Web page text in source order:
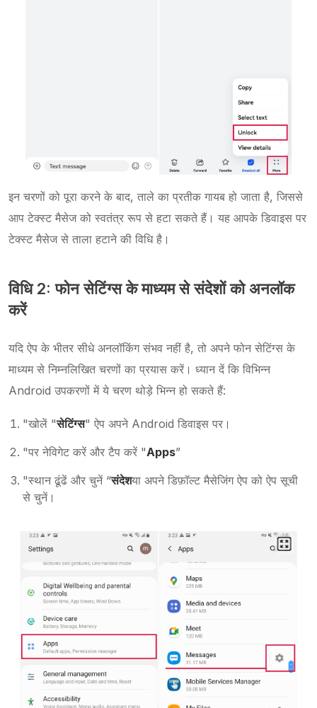
इन चरणों को पूरा करने के बाद, ताले का प्रतीक गायब हो जाता है, जिससे
आप टेक्स्ट मैसेज को स्वतंत्र रूप से हटा सकते हैं। यह आपके डिवाइस पर
टेक्स्ट मैसेज से ताला हटाने की विधि है।
विधि 2: फोन सेटिंग्स के माध्यम से संदेशों को अनलॉक
करें
यदि ऐप के भीतर सीधे अनलॉकिंग संभव नहीं है, तो अपने फोन सेटिंग्स के
माध्यम से निम्नलिखित चरणों का प्रयास करें। ध्यान दें कि विभिन्न
Android उपकरणों में ये चरण थोड़े भिन्न हो सकते हैं:
"खोलें "सेटिंग्स" ऐप अपने Android डिवाइस पर।
"पर नेविगेट करें और टैप करें "Apps”
"स्थान ढूंढें और चुनें “संदेशया अपने डिफ़ॉल्ट मैसेजिंग ऐप को ऐप सूची
से चुनें।